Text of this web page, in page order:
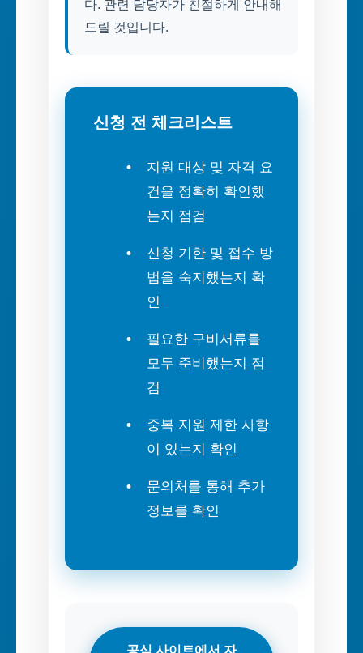
다. 관련 담당자가 친절하게 안내해
드릴 것입니다.
신청 전 체크리스트
지원 대상 및 자격 요
건을 정확히 확인했
는지 점검
신청 기한 및 접수 방
법을 숙지했는지 확
인
필요한 구비서류를
모두 준비했는지 점
검
중복 지원 제한 사항
이 있는지 확인
문의처를 통해 추가
정보를 확인
공식 사이트에서 자